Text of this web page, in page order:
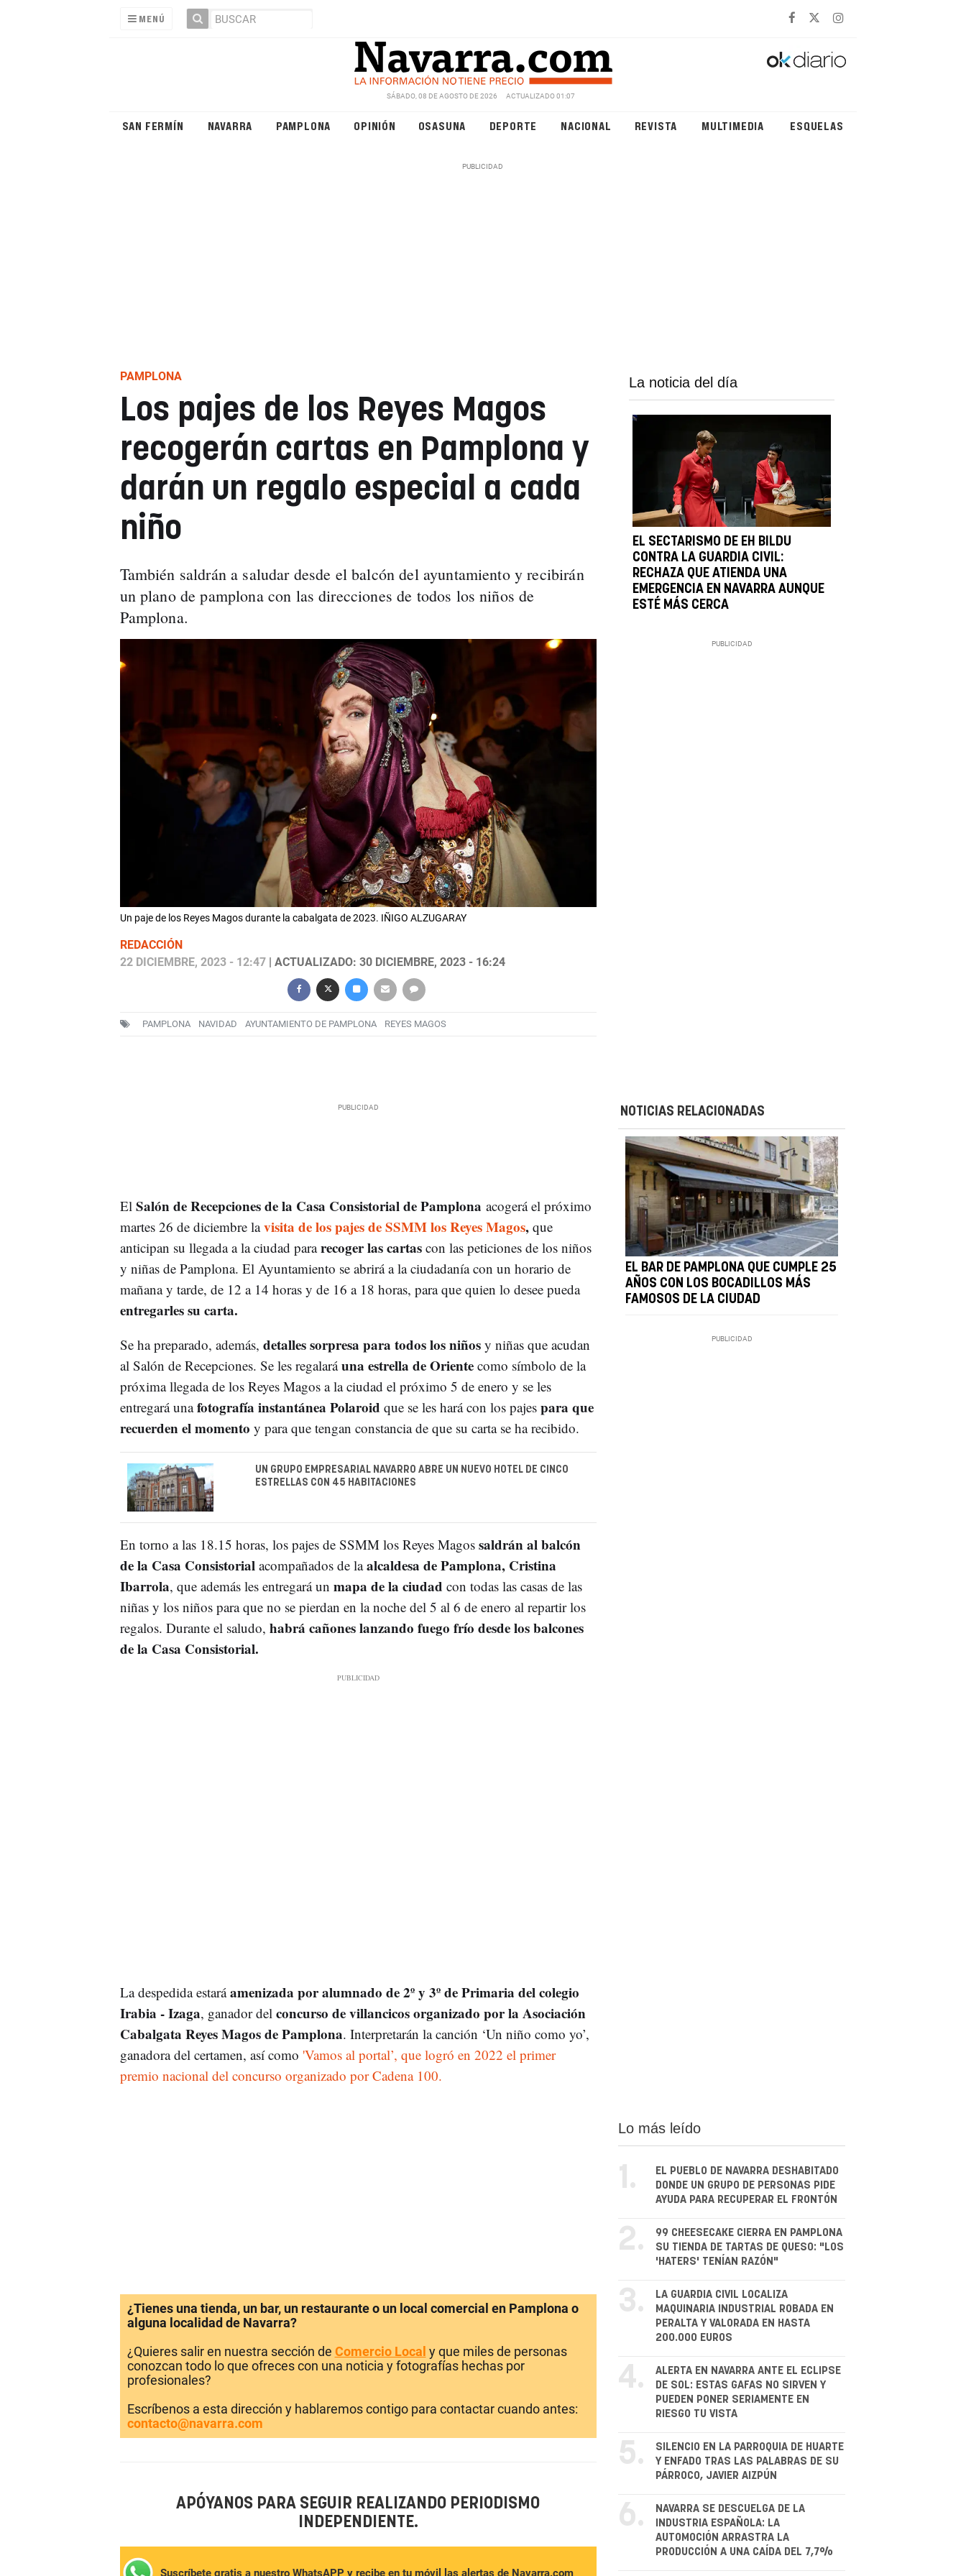
MENÚ
SÁBADO, 08 DE AGOSTO DE 2026 ACTUALIZADO 01:07
SAN FERMÍN NAVARRA PAMPLONA OPINIÓN OSASUNA DEPORTE NACIONAL REVISTA MULTIMEDIA ESQUELAS
PAMPLONA
Los pajes de los Reyes Magos
recogerán cartas en Pamplona y
darán un regalo especial a cada
niño
También saldrán a saludar desde el balcón del ayuntamiento y recibirán
un plano de pamplona con las direcciones de todos los niños de
Pamplona.
Un paje de los Reyes Magos durante la cabalgata de 2023. IÑIGO ALZUGARAY
REDACCIÓN
22 DICIEMBRE, 2023 - 12:47| ACTUALIZADO: 30 DICIEMBRE, 2023 - 16:24
PAMPLONA NAVIDAD AYUNTAMIENTO DE PAMPLONA REYES MAGOS
La noticia del día
EL SECTARISMO DE EH BILDU
CONTRA LA GUARDIA CIVIL:
RECHAZA QUE ATIENDA UNA
EMERGENCIA EN NAVARRA AUNQUE
ESTÉ MÁS CERCA
ElSalón de Recepciones de la Casa Consistorial de Pamplona acogerá el próximo
martes 26 de diciembre lavisita de los pajes de SSMM los Reyes Magos,que
anticipan su llegada a la ciudad pararecoger las cartas con las peticiones de los niños
y niñas de Pamplona. El Ayuntamiento se abrirá a la ciudadanía con un horario de
mañana y tarde, de 12 a 14 horas y de 16 a 18 horas, para que quien lo desee pueda
entregarles su carta.
Se ha preparado, además, detalles sorpresa para todos los niños y niñas que acudan
al Salón de Recepciones. Se les regalaráuna estrella de Oriente como símbolo de la
próxima llegada de los Reyes Magos a la ciudad el próximo 5 de enero y se les
entregará unafotografía instantánea Polaroid que se les hará con los pajes para que
recuerden el momento y para que tengan constancia de que su carta se ha recibido.
UN GRUPO EMPRESARIAL NAVARRO ABRE UN NUEVO HOTEL DE CINCO
ESTRELLAS CON 45 HABITACIONES
En torno a las 18.15 horas, los pajes de SSMM los Reyes Magos saldrán al balcón
de la Casa Consistorialacompañados de laalcaldesa de Pamplona, Cristina
Ibarrola, que además les entregará un mapa de la ciudad con todas las casas de las
niñas y los niños para que no se pierdan en la noche del 5 al 6 de enero al repartir los
regalos. Durante el saludo, habrá cañones lanzando fuego frío desde los balcones
de la Casa Consistorial.
La despedida estaráamenizada por alumnado de 2º y 3º de Primaria del colegio
Irabia - Izaga, ganador del concurso de villancicos organizado por la Asociación
Cabalgata Reyes Magos de Pamplona. Interpretarán la canción ‘Un niño como yo’,
ganadora del certamen, así como 'Vamos al portal’, que logró en 2022 el primer
premio nacional del concurso organizado por Cadena 100.
NOTICIAS RELACIONADAS
EL BAR DE PAMPLONA QUE CUMPLE 25
AÑOS CON LOS BOCADILLOS MÁS
FAMOSOS DE LA CIUDAD
¿Tienes una tienda, un bar, un restaurante o un local comercial en Pamplona o
alguna localidad de Navarra?
¿Quieres salir en nuestra sección de Comercio Local y que miles de personas
conozcan todo lo que ofreces con una noticia y fotografías hechas por
profesionales?
Escríbenos a esta dirección y hablaremos contigo para contactar cuando antes:
contacto@navarra.com
APÓYANOS PARA SEGUIR REALIZANDO PERIODISMO
INDEPENDIENTE.
Suscríbete gratis a nuestro WhatsAPP y recibe en tu móvil las alertas de Navarra.com
Lo más leído
1.
EL PUEBLO DE NAVARRA DESHABITADO
DONDE UN GRUPO DE PERSONAS PIDE
AYUDA PARA RECUPERAR EL FRONTÓN
2.
99 CHEESECAKE CIERRA EN PAMPLONA
SU TIENDA DE TARTAS DE QUESO: "LOS
'HATERS' TENÍAN RAZÓN"
3.
LA GUARDIA CIVIL LOCALIZA
MAQUINARIA INDUSTRIAL ROBADA EN
PERALTA Y VALORADA EN HASTA
200.000 EUROS
4.
ALERTA EN NAVARRA ANTE EL ECLIPSE
DE SOL: ESTAS GAFAS NO SIRVEN Y
PUEDEN PONER SERIAMENTE EN
RIESGO TU VISTA
5.
SILENCIO EN LA PARROQUIA DE HUARTE
Y ENFADO TRAS LAS PALABRAS DE SU
PÁRROCO, JAVIER AIZPÚN
6.
NAVARRA SE DESCUELGA DE LA
INDUSTRIA ESPAÑOLA: LA
AUTOMOCIÓN ARRASTRA LA
PRODUCCIÓN A UNA CAÍDA DEL 7,7%